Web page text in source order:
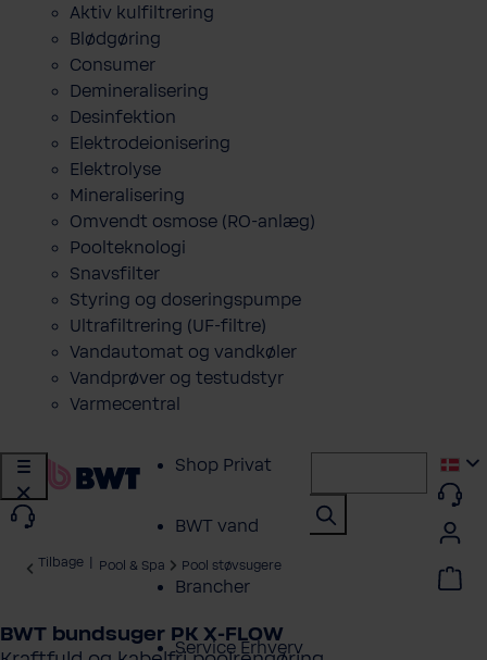
Aktiv kulfiltrering
Blødgøring
Consumer
Demineralisering
Desinfektion
Elektrodeionisering
Elektrolyse
Mineralisering
Omvendt osmose (RO-anlæg)
Poolteknologi
Snavsfilter
Styring og doseringspumpe
Ultrafiltrering (UF-filtre)
Vandautomat og vandkøler
Vandprøver og testudstyr
Varmecentral
Shop Privat
BWT vand
Brancher
Service Erhverv
Tilbage Pool & Spa Pool støvsugere
BWT bundsuger PK X-FLOW